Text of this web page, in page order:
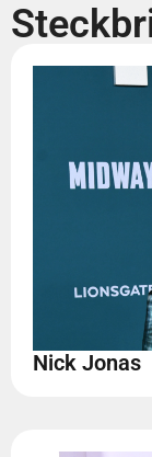
Nick Jonas